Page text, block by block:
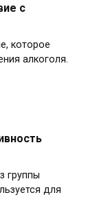
с
которое
алкоголя.
группы
для